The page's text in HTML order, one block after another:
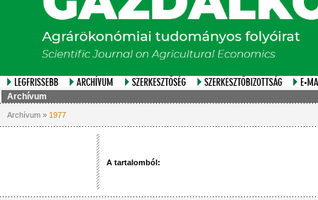
Archívum
Archívum » 1977
A tartalomból: